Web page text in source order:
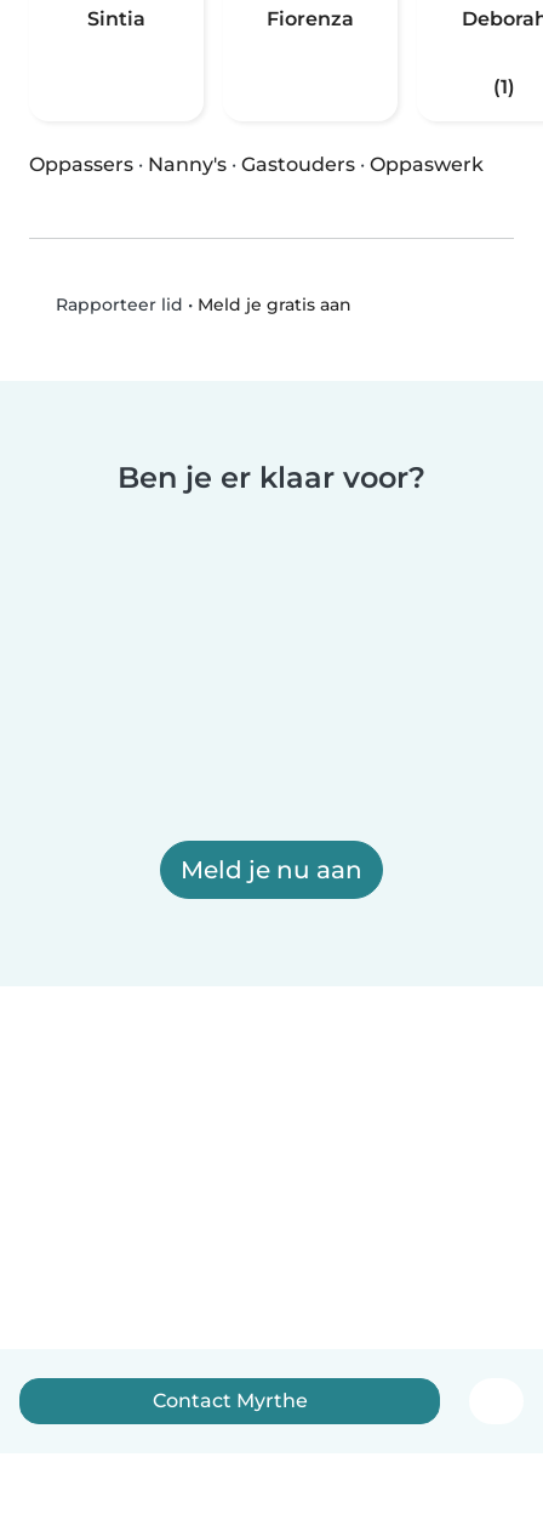
Sintia Fiorenza
(1)
Oppassers · Nanny's · Gastouders · Oppaswerk
Rapporteer lid • Meld je gratis aan
Ben je er klaar voor?
Meld je nu aan
Contact Myrthe